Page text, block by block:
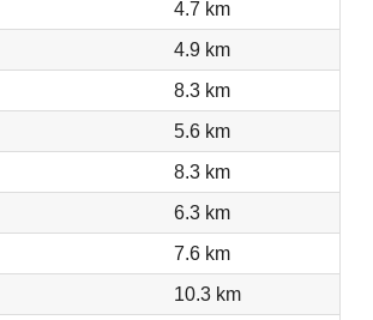
4.7 km
4.9 km
8.3 km
5.6 km
8.3 km
6.3 km
7.6 km
10.3 km